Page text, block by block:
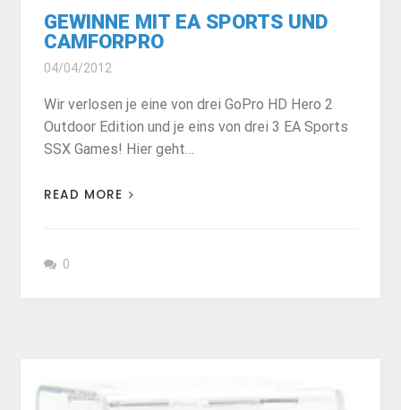
GEWINNE MIT EA SPORTS UND
CAMFORPRO
04/04/2012
Wir verlosen je eine von drei GoPro HD Hero 2
Outdoor Edition und je eins von drei 3 EA Sports
SSX Games! Hier geht…
READ MORE
0